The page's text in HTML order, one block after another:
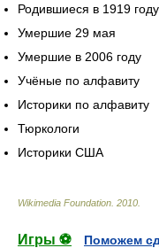
Родившиеся в 1919 году
Умершие 29 мая
Умершие в 2006 году
Учёные по алфавиту
Историки по алфавиту
Тюркологи
Историки США
Wikimedia Foundation 2010
Игры ⚽
Поможем